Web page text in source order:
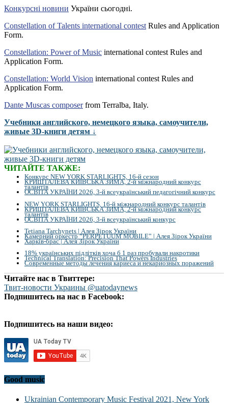
Конкурсні новини України сьогодні.
Constellation of Talents international contest Rules and Application
Form.
Constellation: Power of Music international contest Rules and
Application Form.
Constellation: World Vision international contest Rules and
Application Form.
Dante Muscas composerfrom Terralba, Italy.
Учебники английского, немецкого языка, самоучители,
живые 3D-книги детям ↓
ЧИТАЙТЕ ТАКЖЕ:
Конкурс NEW YORK STARLIGHTS, 16-й сезон
КРИШТАЛЕВА КИЇВСЬКА ЗИМА, 2-й міжнародний конкурс
талантів
ОСВІТА УКРАЇНИ 2026, 3-й всеукраїнський педагогічний конкурс
NEW YORK STARLIGHTS, 16-й міжнародний конкурс талантів
КРИШТАЛЕВА КИЇВСЬКА ЗИМА, 2-й міжнародний конкурс
талантів
ОСВІТА УКРАЇНИ 2026, 3-й всеукраїнський конкурс
Tetiana Tarchynets | Алея Зірок України
Камерний оркестр “PERPETUUM MOBILE” | Алея Зірок України
Харків-брас | Алея Зірок України
18% українських підлітків хоча б 1 раз пробували накротики
Technical Translation: Precision That Powers Industries
Современные методы лечения кариеса и некариозных поражений
Читайте нас в Твиттере:
Твит-новости Украины @uatodaynews
Подпишитесь на нас в Facebook:
Подпишитесь на наши видео:
Good music
Ukrainian Contemporary Music Festival 2021, New York